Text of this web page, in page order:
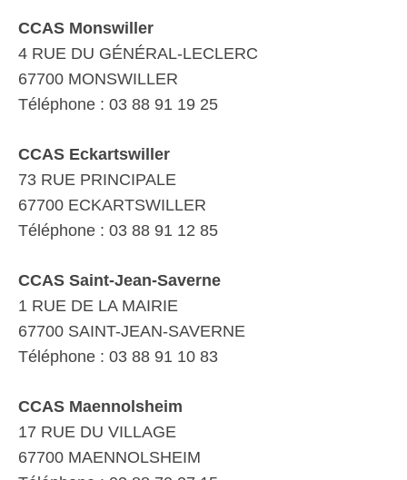
CCAS Monswiller
4 RUE DU GÉNÉRAL-LECLERC
67700 MONSWILLER
Téléphone : 03 88 91 19 25
CCAS Eckartswiller
73 RUE PRINCIPALE
67700 ECKARTSWILLER
Téléphone : 03 88 91 12 85
CCAS Saint-Jean-Saverne
1 RUE DE LA MAIRIE
67700 SAINT-JEAN-SAVERNE
Téléphone : 03 88 91 10 83
CCAS Maennolsheim
17 RUE DU VILLAGE
67700 MAENNOLSHEIM